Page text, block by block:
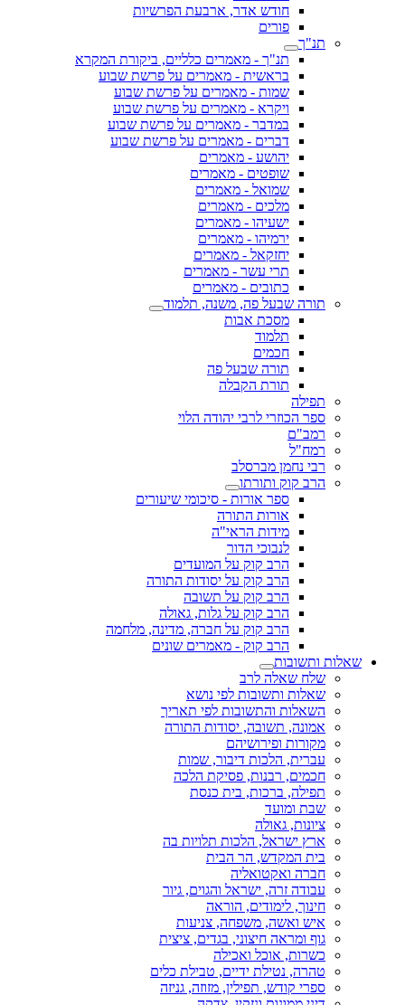
חודש אדר, ארבעת הפרשיות
פורים
תנ"ך
תנ"ך - מאמרים כלליים, ביקורת המקרא
בראשית - מאמרים על פרשת שבוע
שמות - מאמרים על פרשת שבוע
ויקרא - מאמרים על פרשת שבוע
במדבר - מאמרים על פרשת שבוע
דברים - מאמרים על פרשת שבוע
יהושע - מאמרים
שופטים - מאמרים
שמואל - מאמרים
מלכים - מאמרים
ישעיהו - מאמרים
ירמיהו - מאמרים
יחזקאל - מאמרים
תרי עשר - מאמרים
כתובים - מאמרים
תורה שבעל פה, משנה, תלמוד
מסכת אבות
תלמוד
חכמים
תורה שבעל פה
תורת הקבלה
תפילה
ספר הכוזרי לרבי יהודה הלוי
רמב"ם
רמח"ל
רבי נחמן מברסלב
הרב קוק ותורתו
ספר אורות - סיכומי שיעורים
אורות התורה
מידות הראי"ה
לנבוכי הדור
הרב קוק על המועדים
הרב קוק על יסודות התורה
הרב קוק על תשובה
הרב קוק על גלות, גאולה
הרב קוק על חברה, מדינה, מלחמה
הרב קוק - מאמרים שונים
שאלות ותשובות
שלח שאלה לרב
שאלות ותשובות לפי נושא
השאלות והתשובות לפי תאריך
אמונה, תשובה, יסודות התורה
מקורות ופירושיהם
עברית, הלכות דיבור, שמות
חכמים, רבנות, פסיקת הלכה
תפילה, ברכות, בית כנסת
שבת ומועד
ציונות, גאולה
ארץ ישראל, הלכות תלויות בה
בית המקדש, הר הבית
חברה ואקטואליה
עבודה זרה, ישראל והגוים, גיור
חינוך, לימודים, הוראה
איש ואשה, משפחה, צניעות
גוף ומראה חיצוני, בגדים, ציצית
כשרות, אוכל ואכילה
טהרה, נטילת ידיים, טבילת כלים
ספרי קודש, תפילין, מזוזה, גניזה